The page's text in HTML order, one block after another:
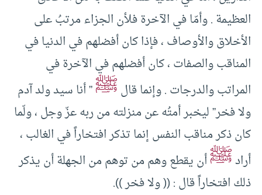
العظيمة . وأمّا في الآخرة فلأن الجزاء مرتبُ على
الأخلاق والأوصاف ، فإذا كان أفضلهم في الدنيا في
المناقب والصفات ، كان أفضلهم في الآخرة في
المراتب والدرجات . وإنما قالﷺ” أنا سيد ولد آدم
ولا فخر” ليخبر أمتُه عن منزلته من ربه عزّ وجل ، ولّما
كان ذكر مناقب النفس إنما تذكر افتخاراً في الغالب ،
أرادﷺأن يقطع وهم من توهم من الجهلة أن يذكر
ذلك افتخاراً قال : (( ولا فخر )).